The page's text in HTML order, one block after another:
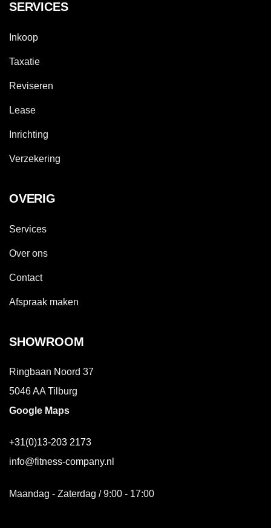
SERVICES
Inkoop
Taxatie
Reviseren
Lease
Inrichting
Verzekering
OVERIG
Services
Over ons
Contact
Afspraak maken
SHOWROOM
Ringbaan Noord 37
5046 AA Tilburg
Google Maps
+31(0)13-203 2173
info@fitness-company.nl
Maandag - Zaterdag / 9:00 - 17:00